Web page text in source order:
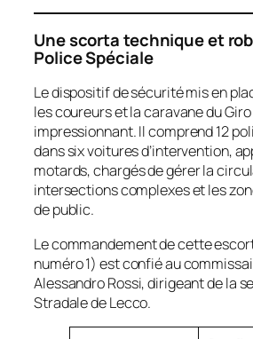
Une scorta technique et
Police Spéciale
Le dispositif de sécurité mis en
les coureurs et la caravane du
impressionnant. Il comprend 12
dans six voitures d’intervention,
motards, chargés de gérer la
intersections complexes et les
de public.
Le commandement de cette
numéro 1) est confié au
Alessandro Rossi, dirigeant de la
Stradale de Lecco.